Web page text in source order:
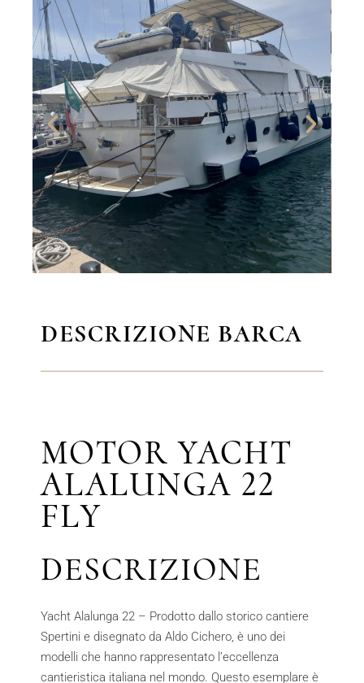
DESCRIZIONE BARCA
MOTOR YACHT
ALALUNGA 22
FLY
DESCRIZIONE
Yacht Alalunga 22 – Prodotto dallo storico cantiere
Spertini e disegnato da Aldo Cichero, è uno dei
modelli che hanno rappresentato l’eccellenza
cantieristica italiana nel mondo. Questo esemplare è